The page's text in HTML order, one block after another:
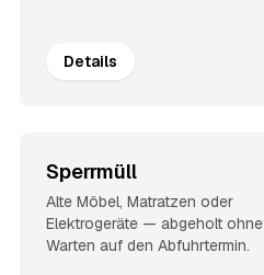
Details
Sperrmüll
Alte Möbel, Matratzen oder
Elektrogeräte — abgeholt ohne
Warten auf den Abfuhrtermin.